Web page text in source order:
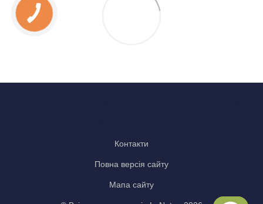
Контакти
Повна версія сайту
Мапа сайту